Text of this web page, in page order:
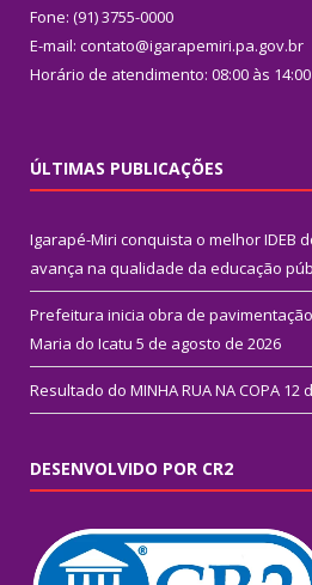
Fone: (91) 3755-0000
E-mail: contato@igarapemiri.pa.gov.br
Horário de atendimento: 08:00 às
ÚLTIMAS PUBLICAÇÕES
Igarapé-Miri conquista o melhor IDEB
avança na qualidade da educação
Prefeitura inicia obra de
Maria do Icatu 5 de agosto de 2026
Resultado do MINHA RUA NA COPA 12
DESENVOLVIDO POR CR2